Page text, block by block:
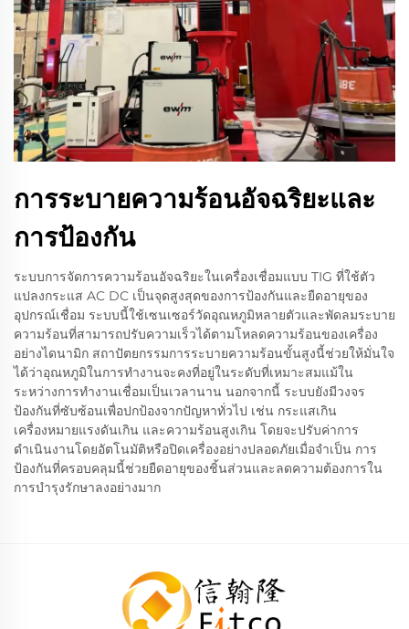
การระบายความร้อนอัจฉริยะและ
การป้องกัน
ระบบการจัดการความร้อนอัจฉริยะในเครื่องเชื่อมแบบ TIG ที่ใช้ตัว
แปลงกระแส AC DC เป็นจุดสูงสุดของการป้องกันและยืดอายุของ
อุปกรณ์เชื่อม ระบบนี้ใช้เซนเซอร์วัดอุณหภูมิหลายตัวและพัดลมระบาย
ความร้อนที่สามารถปรับความเร็วได้ตามโหลดความร้อนของเครื่อง
อย่างไดนามิก สถาปัตยกรรมการระบายความร้อนขั้นสูงนี้ช่วยให้มั่นใจ
ได้ว่าอุณหภูมิในการทำงานจะคงที่อยู่ในระดับที่เหมาะสมแม้ใน
ระหว่างการทำงานเชื่อมเป็นเวลานาน นอกจากนี้ ระบบยังมีวงจร
ป้องกันที่ซับซ้อนเพื่อปกป้องจากปัญหาทั่วไป เช่น กระแสเกิน
เครื่องหมายแรงดันเกิน และความร้อนสูงเกิน โดยจะปรับค่าการ
ดำเนินงานโดยอัตโนมัติหรือปิดเครื่องอย่างปลอดภัยเมื่อจำเป็น การ
ป้องกันที่ครอบคลุมนี้ช่วยยืดอายุของชิ้นส่วนและลดความต้องการใน
การบำรุงรักษาลงอย่างมาก